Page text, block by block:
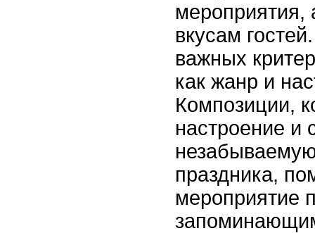
мероприятия,
вкусам
важных
как жанр и
Композиции,
настроение и
праздника,
мероприятие